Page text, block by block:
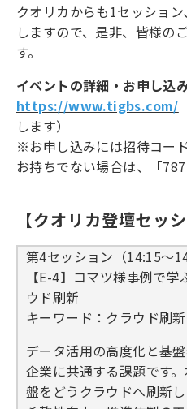
クオリカからも1セッショ
しますので、是非、皆様の
す。
イベントの詳細・お申し
https://www.tigbs.com/
します）
※お申し込みには招待コー
お持ちでない場合は、「
【クオリカ登壇セッシ
第4セッション（14:15～
【E-4】コマツ様事例で
ウド刷新
キーワード：クラウド刷
データ活用の高度化と基
企業に共通する課題です
盤をどうクラウドへ刷新